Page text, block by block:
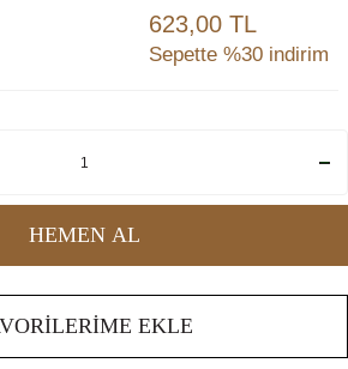
623,00 TL
Sepette %30 indirim
HEMEN AL
EKLE